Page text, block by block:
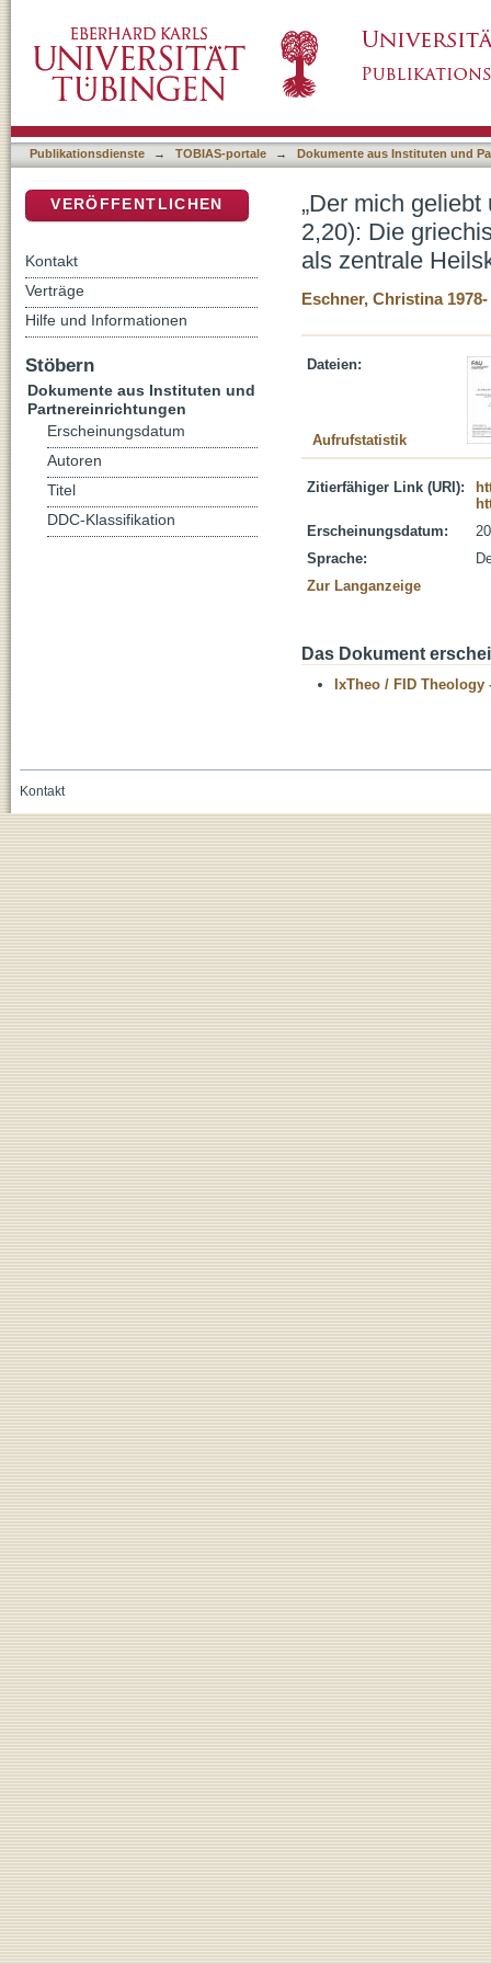
des Unheil abwendenden Sterbens als
Publikationsdienste → TOBIAS-portale → Dokumente aus Instituten und
„Der mich
2,20): Die
als zentrale
Eschner, Christina 1978-
Dateien:
Aufrufstatistik
Zitierfähiger Link (URI):
Erscheinungsdatum:
Sprache:
Zur Langanzeige
Das Dokument
IxTheo / FID Theology
VERÖFFENTLICHEN
Kontakt
Verträge
Hilfe und Informationen
Stöbern
Dokumente aus Instituten und
Partnereinrichtungen
Erscheinungsdatum
Autoren
Titel
DDC-Klassifikation
Kontakt